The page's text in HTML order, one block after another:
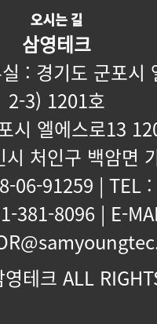
삼영테크
: 경기도 군포시
2-3) 1201호
시 엘에스로13
처인구 백암면
06-91259 | TEL
381-8096 | E-
테크 ALL